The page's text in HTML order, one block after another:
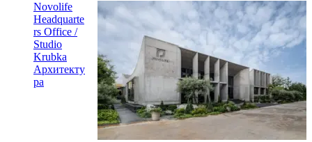
Novolife
Headquarte
rs Office /
Studio
Krubka
Архитекту
ра